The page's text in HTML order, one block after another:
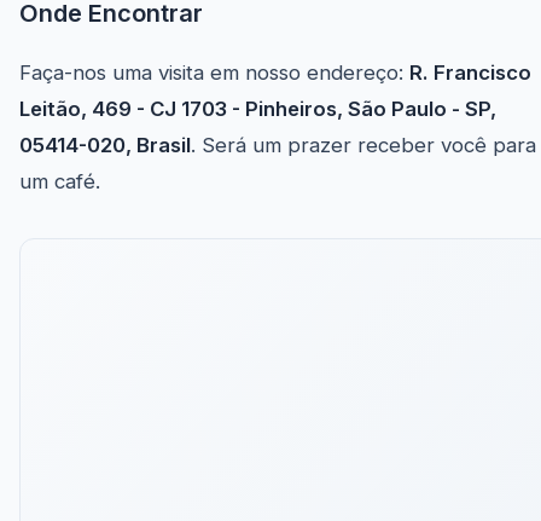
Onde Encontrar
Faça-nos uma visita em nosso endereço: R. Francisco
Leitão, 469 - CJ 1703 - Pinheiros, São Paulo - SP,
05414-020, Brasil. Será um prazer receber você para
um café.